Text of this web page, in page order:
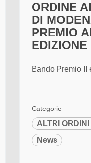
ORDINE
DI
PREMIO
EDIZIONE
Bando Premio II
Categorie
ALTRI
News